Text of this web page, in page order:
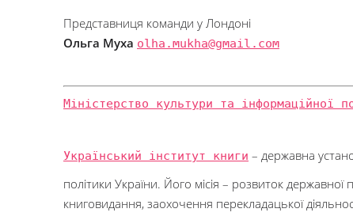
Представниця команди у Лондоні
Ольга Муха olha.mukha@gmail.com
Міністерство культури та інформаційної
Український інститут книги – державна
політики України. Його місія – розвиток державної
книговидання, заохочення перекладацької